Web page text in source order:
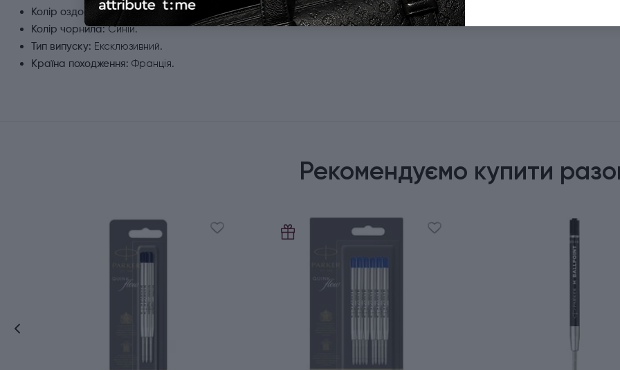
Колір оздоблення: Сріблястий.
Колір чорнила:Синій.
Тип випуску: Ексклюзивний.
Країна походження: Франція.
Рекомендуємо купити